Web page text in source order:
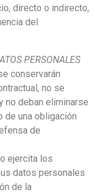
directo o indirecto,
del
PERSONALES
conservarán
no se
no deban eliminarse
de una obligación
de
ejercita los
datos personales
de la